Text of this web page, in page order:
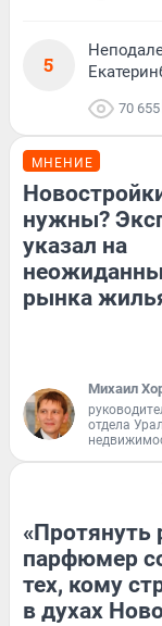
5
70 655
МНЕНИЕ
нужны?
указал на
рынка
Михаил
отдела
«Протянуть
парфюмер
тех, кому
в духах